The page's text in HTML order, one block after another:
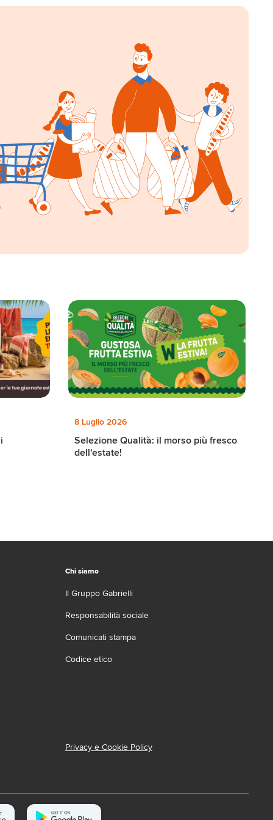
8 Luglio 2026
Selezione Qualità: il morso più fresco
dell'estate!
Chi siamo
Il Gruppo Gabrielli
Responsabilità sociale
Comunicati stampa
Codice etico
Privacy e Cookie Policy